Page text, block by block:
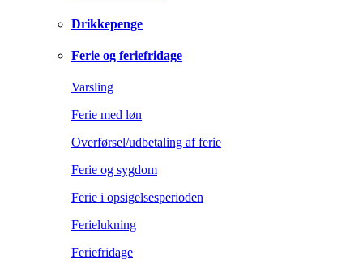
Drikkepenge
Ferie og feriefridage
Varsling
Ferie med løn
Overførsel/udbetaling af ferie
Ferie og sygdom
Ferie i opsigelsesperioden
Ferielukning
Feriefridage